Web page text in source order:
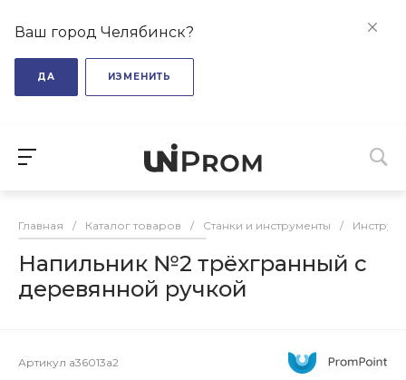
Ваш город Челябинск?
ДА ИЗМЕНИТЬ
Главная / Каталог товаров / Станки и инструменты /
Напильник №2 трёхгранный с
деревянной ручкой
Артикул a36013a2